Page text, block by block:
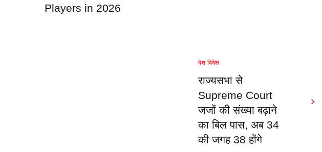
Players in 2026
देश-विदेश
राज्यसभा से
Supreme Court
जजों की संख्या बढ़ाने
का बिल पास, अब 34
की जगह 38 होंगे